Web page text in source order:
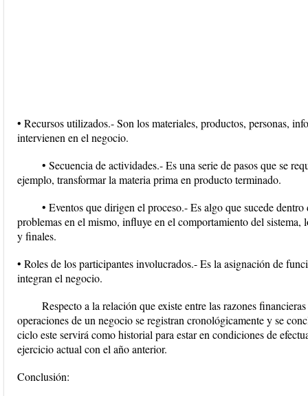
• Recursos utilizados.- Son los materiales, productos, personas,
intervienen en el negocio.
• Secuencia de actividades.- Es una serie de pasos que se
ejemplo, transformar la materia prima en producto terminado.
• Eventos que dirigen el proceso.- Es algo que sucede
problemas en el mismo, influye en el comportamiento del sistema,
y finales.
• Roles de los participantes involucrados.- Es la asignación de
integran el negocio.
Respecto a la relación que existe entre las razones
operaciones de un negocio se registran cronológicamente y se
ciclo este servirá como historial para estar en condiciones de
ejercicio actual con el año anterior.
Conclusión: